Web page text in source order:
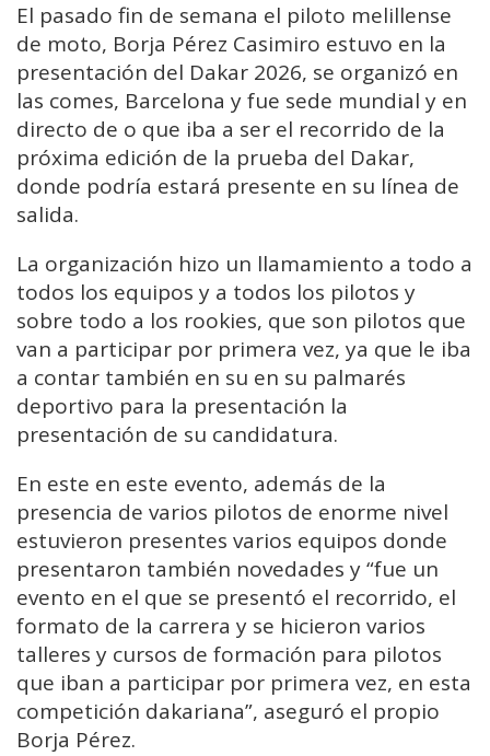
El pasado fin de semana el piloto melillense
de moto, Borja Pérez Casimiro estuvo en la
presentación del Dakar 2026, se organizó en
las comes, Barcelona y fue sede mundial y en
directo de o que iba a ser el recorrido de la
próxima edición de la prueba del Dakar,
donde podría estará presente en su línea de
salida.
La organización hizo un llamamiento a todo a
todos los equipos y a todos los pilotos y
sobre todo a los rookies, que son pilotos que
van a participar por primera vez, ya que le iba
a contar también en su en su palmarés
deportivo para la presentación la
presentación de su candidatura.
En este en este evento, además de la
presencia de varios pilotos de enorme nivel
estuvieron presentes varios equipos donde
presentaron también novedades y “fue un
evento en el que se presentó el recorrido, el
formato de la carrera y se hicieron varios
talleres y cursos de formación para pilotos
que iban a participar por primera vez, en esta
competición dakariana”, aseguró el propio
Borja Pérez.